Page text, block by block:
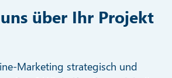
uns über Ihr Projekt
Marketing strategisch und